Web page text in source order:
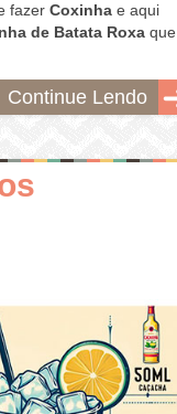
fazer Coxinhae aqui
de Batata Roxaque
Continue Lendo